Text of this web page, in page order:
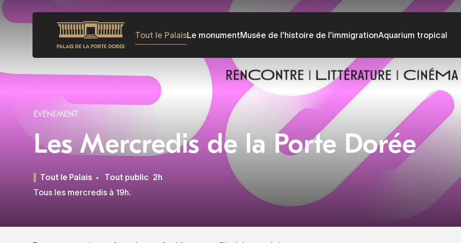
Aller
au
principal
Tout le PalaisLe monumentMusée de l'histoire de l'immigrationAquarium tropical
ÉVÉNEMENT
Les Mercredis de la Porte Dorée
Tout le Palais Tout public 2h
Tous les mercredis à 19h.